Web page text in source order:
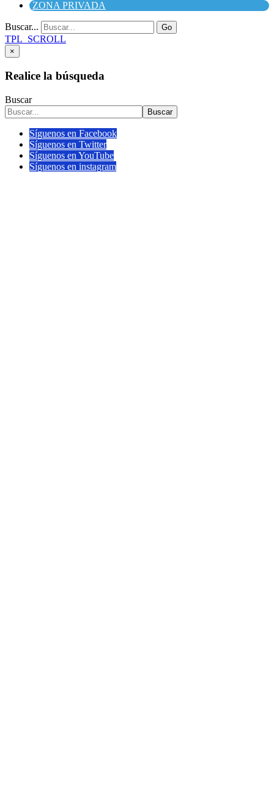
ZONA PRIVADA
Buscar... Go
TPL_SCROLL
×
Realice la búsqueda
Buscar
Buscar
Síguenos en Facebook
Síguenos en Twitter
Síguenos en YouTube
Síguenos en instagram